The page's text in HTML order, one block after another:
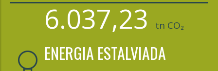
6.037,23 tn CO₂
ENERGIA ESTALVIADA